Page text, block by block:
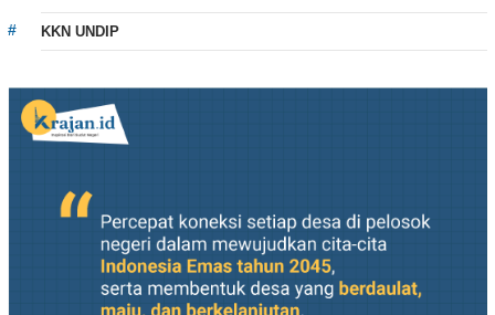
KKN UNDIP